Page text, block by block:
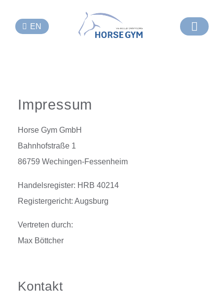
EN
Impressum
Horse Gym GmbH
Bahnhofstraße 1
86759 Wechingen-Fessenheim
Handelsregister: HRB 40214
Registergericht: Augsburg
Vertreten durch:
Max Böttcher
Kontakt